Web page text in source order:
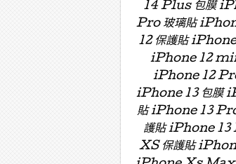
14 Plus 包膜
Pro 玻璃貼
12 保護貼
iPhone 12
iPhone 12
iPhone 13 包膜
貼 iPhone 13
護貼 iPhone 13
XS 保護貼